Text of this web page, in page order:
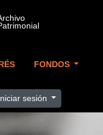
FONDOS
sesión